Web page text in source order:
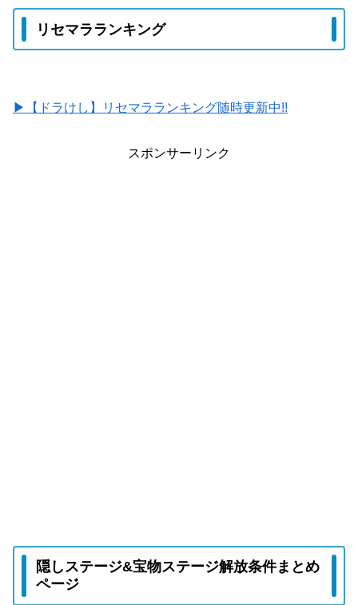
リセマラランキング
▶【ドラけし】リセマラランキング随時更新中!!
スポンサーリンク
隠しステージ&宝物ステージ解放条件まとめ
ページ